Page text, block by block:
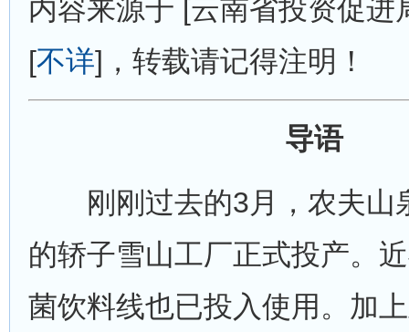
内容来源于 [云南省投资促进
[不详]，转载请记得注明！
导语
刚刚过去的3月，农夫山
的轿子雪山工厂正式投产。
菌饮料线也已投入使用。加